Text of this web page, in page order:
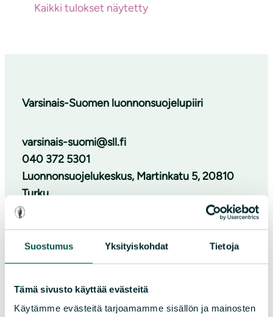
Suostumus Yksityiskohdat Tietoja
Tämä sivusto käyttää evästeitä
Käytämme evästeitä tarjoamamme sisällön ja mainosten
Kaikki tulokset näytetty
Varsinais-Suomen luonnonsuojelupiiri
varsinais-suomi@sll.fi
040 372 5301
Luonnonsuojelukeskus, Martinkatu 5, 20810
Turku
Lisää yhteystietoja